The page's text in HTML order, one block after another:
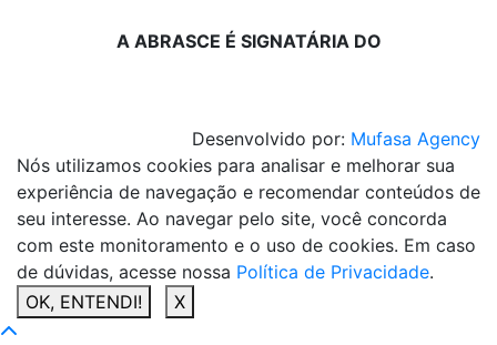
A ABRASCE É SIGNATÁRIA DO
Desenvolvido por: Mufasa Agency
Nós utilizamos cookies para analisar e melhorar sua
experiência de navegação e recomendar conteúdos de
seu interesse. Ao navegar pelo site, você concorda
com este monitoramento e o uso de cookies. Em caso
de dúvidas, acesse nossa Política de Privacidade.
OK, ENTENDI!
X